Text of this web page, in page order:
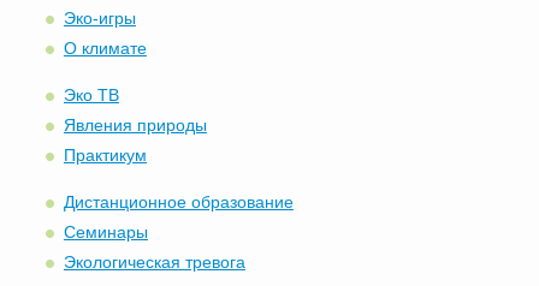
Эко-игры
О климате
Эко ТВ
Явления природы
Практикум
Дистанционное образование
Семинары
Экологическая тревога